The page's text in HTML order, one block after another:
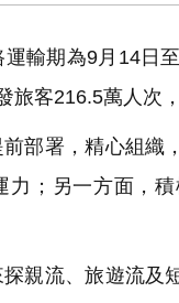
輸期為9月14日
客216.5萬人次
部署，精心組織
；另一方面，
親流、旅遊流及